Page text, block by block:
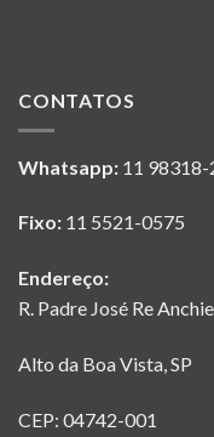
CONTATOS
Whatsapp: 11 98318-
Fixo: 11 5521-0575
Endereço:
R. Padre José Re
Alto da Boa Vista, SP
CEP: 04742-001